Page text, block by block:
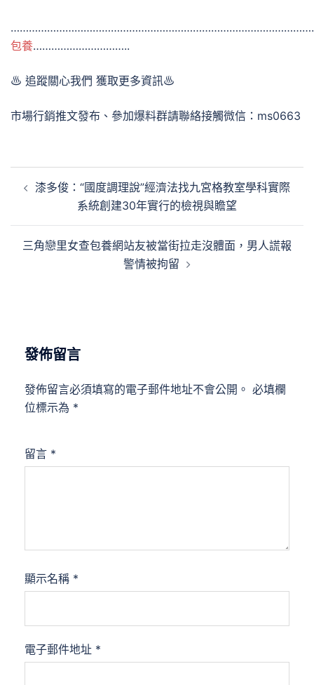
包養…………………………..
♨ 追蹤關心我們 獲取更多資訊♨
市場行銷推文發布、參加爆料群請聯絡接觸微信：ms0663
章 漆多俊：“國度調理說”經濟法找九宮格教室學科實際
系統創建30年實行的檢視與瞻望
三角戀里女查包養網站友被當街拉走沒體面，男人謊報
警情被拘留
發佈留言
發佈留言必須填寫的電子郵件地址不會公開。 必填欄
位標示為 *
留言 *
顯示名稱 *
電子郵件地址 *